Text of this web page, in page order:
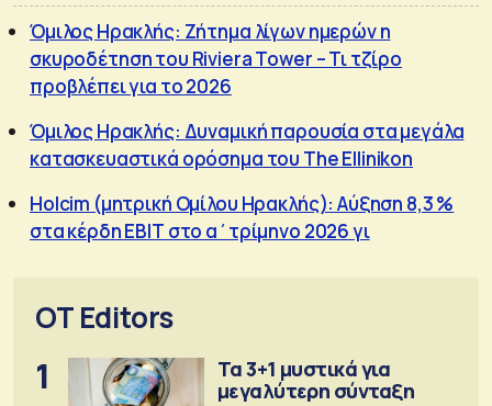
Όμιλος Ηρακλής: Ζήτημα λίγων ημερών η
σκυροδέτηση του Riviera Tower – Τι τζίρο
προβλέπει για το 2026
Όμιλος Ηρακλής: Δυναμική παρουσία στα μεγάλα
κατασκευαστικά ορόσημα του The Ellinikon
Holcim (μητρική Ομίλου Ηρακλής): Αύξηση 8,3 %
στα κέρδη EBΙΤ στο α΄τρίμηνο 2026 γι
OT Editors
1
Τα 3+1 μυστικά για
μεγαλύτερη σύνταξη